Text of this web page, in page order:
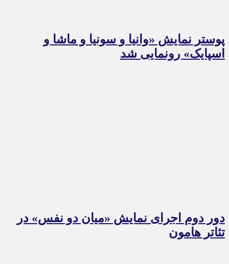
پوستر نمایش «وانیا و سونیا و ماشا و
اسپایک» رونمایی شد
دور دوم اجرای نمایش «میان دو نفس» در
تئاتر هامون